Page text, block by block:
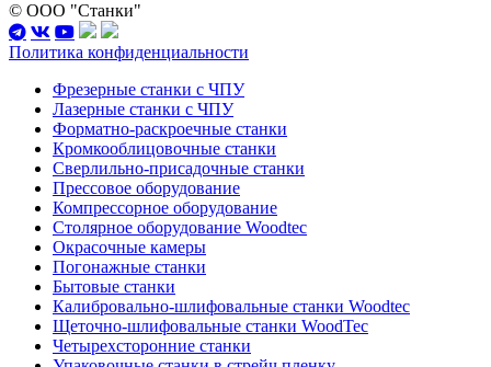
© ООО "Станки"
Политика конфиденциальности
Фрезерные станки с ЧПУ
Лазерные станки с ЧПУ
Форматно-раскроечные станки
Кромкооблицовочные станки
Сверлильно-присадочные станки
Прессовое оборудование
Компрессорное оборудование
Столярное оборудование Woodtec
Окрасочные камеры
Погонажные станки
Бытовые станки
Калибровально-шлифовальные станки Woodtec
Щеточно-шлифовальные станки WoodTec
Четырехсторонние станки